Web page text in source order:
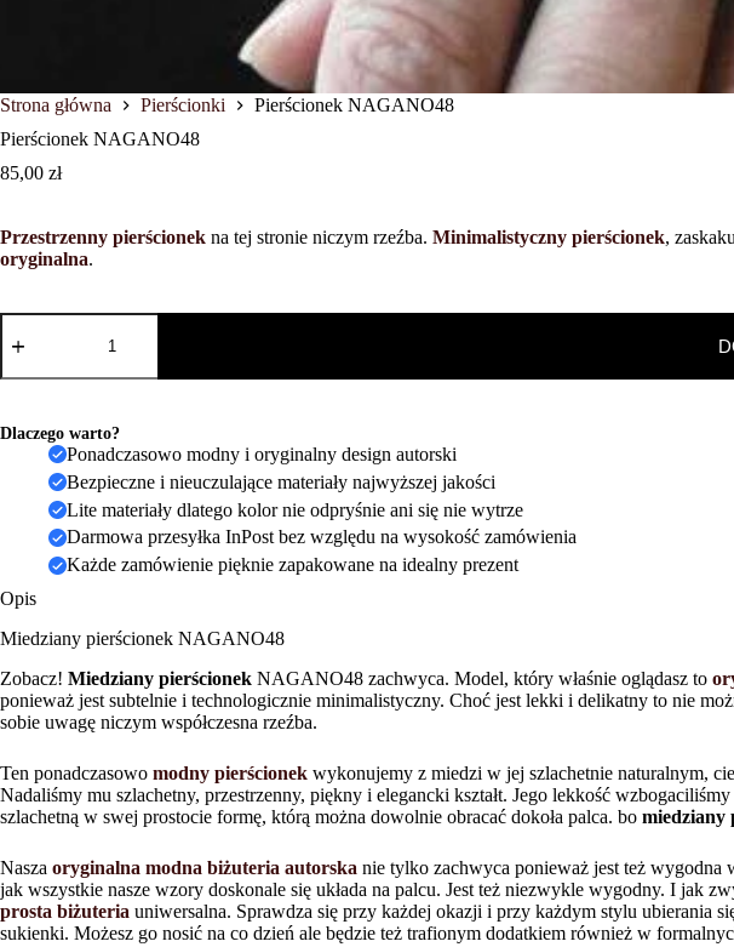
Strona główna Pierścionki
Pierścionek NAGANO48
Pierścionek NAGANO48
85,00 zł
Przestrzenny pierścionek na tej stronie niczym rzeźba. Minimalistyczny pierścionek,
oryginalna.
ilość
Pierścionek
Dlaczego warto?
Ponadczasowo modny i oryginalny design autorski
Bezpieczne i nieuczulające materiały najwyższej jakości
Lite materiały dlatego kolor nie odpryśnie ani się nie wytrze
Darmowa przesyłka InPost bez względu na wysokość zamówienia
Każde zamówienie pięknie zapakowane na idealny prezent
Opis
Miedziany pierścionek NAGANO48
Zobacz! Miedziany pierścionek NAGANO48 zachwyca. Model, który właśnie oglądasz to
ponieważ jest subtelnie i technologicznie minimalistyczny. Choć jest lekki i delikatny to nie
sobie uwagę niczym współczesna rzeźba.
Ten ponadczasowo modny pierścionek wykonujemy z miedzi w jej szlachetnie naturalnym,
Nadaliśmy mu szlachetny, przestrzenny, piękny i elegancki kształt. Jego lekkość
szlachetną w swej prostocie formę, którą można dowolnie obracać dokoła palca. bo miedziany
Nasza oryginalna modna biżuteria autorska nie tylko zachwyca ponieważ jest też wygodna
jak wszystkie nasze wzory doskonale się układa na palcu. Jest też niezwykle wygodny. I jak
prosta biżuteria uniwersalna. Sprawdza się przy każdej okazji i przy każdym stylu ubierania
sukienki. Możesz go nosić na co dzień ale będzie też trafionym dodatkiem również w